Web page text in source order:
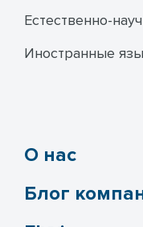
Естественно-
Иностранные
О нас
Блог